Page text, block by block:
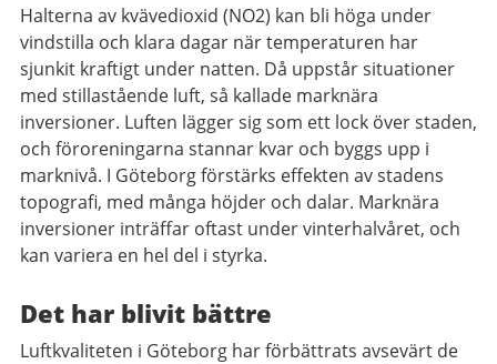
Halterna av kvävedioxid (NO2) kan bli höga under
vindstilla och klara dagar när temperaturen har
sjunkit kraftigt under natten. Då uppstår situationer
med stillastående luft, så kallade marknära
inversioner. Luften lägger sig som ett lock över staden,
och föroreningarna stannar kvar och byggs upp i
marknivå. I Göteborg förstärks effekten av stadens
topografi, med många höjder och dalar. Marknära
inversioner inträffar oftast under vinterhalvåret, och
kan variera en hel del i styrka.
Det har blivit bättre
Luftkvaliteten i Göteborg har förbättrats avsevärt de